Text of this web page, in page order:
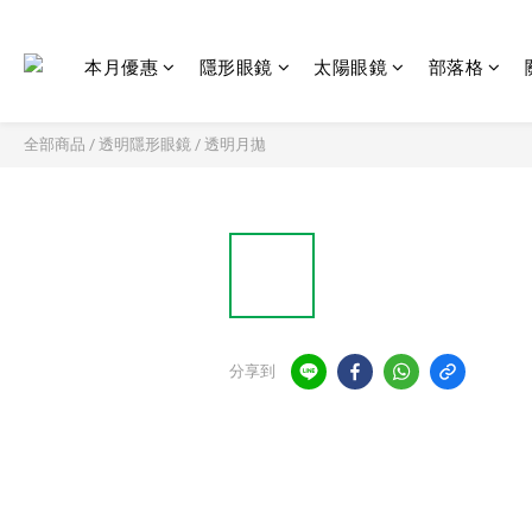
本月優惠 隱形眼鏡 太陽眼鏡 部落格
全部商品 / 透明隱形眼鏡 / 透明月拋
分享到